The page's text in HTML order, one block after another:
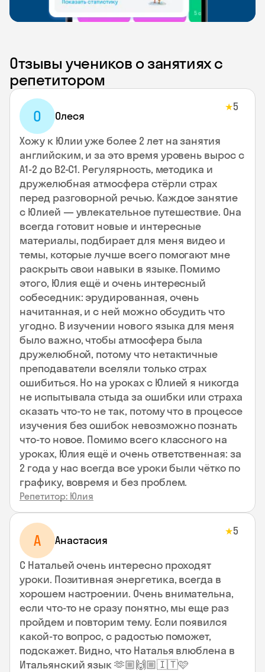
Отзывы учеников о занятиях с
репетитором
О Олеся
★5
Хожу к Юлии уже более 2 лет на занятия
английским, и за это время уровень вырос с
А1-2 до В2-С1. Регулярность, методика и
дружелюбная атмосфера стёрли страх
перед разговорной речью. Каждое занятие
с Юлией — увлекательное путешествие. Она
всегда готовит новые и интересные
материалы, подбирает для меня видео и
темы, которые лучше всего помогают мне
раскрыть свои навыки в языке. Помимо
этого, Юлия ещё и очень интересный
собеседник: эрудированная, очень
начитанная, и с ней можно обсудить что
угодно. В изучении нового языка для меня
было важно, чтобы атмосфера была
дружелюбной, потому что нетактичные
преподаватели вселяли только страх
ошибиться. Но на уроках с Юлией я никогда
не испытывала стыда за ошибки или страха
сказать что-то не так, потому что в процессе
изучения без ошибок невозможно познать
что-то новое. Помимо всего классного на
уроках, Юлия ещё и очень ответственная: за
2 года у нас всегда все уроки были чётко по
графику, вовремя и без проблем.
Репетитор: Юлия
А Анастасия
★5
С Натальей очень интересно проходят
уроки. Позитивная энергетика, всегда в
хорошем настроении. Очень внимательна,
если что-то не сразу понятно, мы еще раз
пройдем и повторим тему. Если появился
какой-то вопрос, с радостью поможет,
подскажет. Видно, что Наталья влюблена в
Итальянский язык 🫶🏼🙌🏼🇮🇹🩷